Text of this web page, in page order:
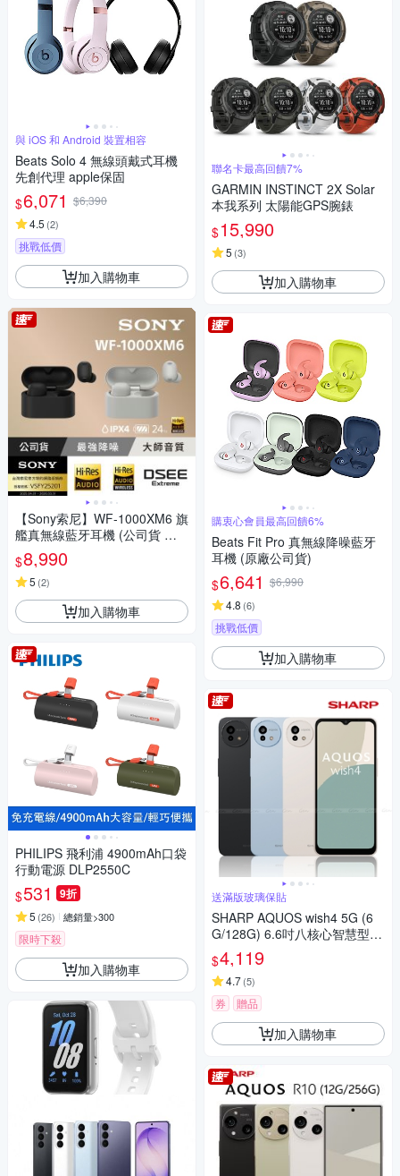
與 iOS 和 Android 裝置相容
Beats Solo 4 無線頭戴式耳機
先創代理 apple保固
$6,071 $6,390
4.5 (2)
挑戰低價
加入購物車
【Sony索尼】WF-1000XM6 旗
艦真無線藍牙耳機 (公司貨 保
固12+6個月)
$8,990
5 (2)
加入購物車
PHILIPS 飛利浦 4900mAh口袋
行動電源 DLP2550C
$531 9折
5 (26) 總銷量>300
限時下殺
加入購物車
聯名卡最高回饋7%
GARMIN INSTINCT 2X Solar
本我系列 太陽能GPS腕錶
$15,990
5 (3)
加入購物車
購衷心會員最高回饋6%
Beats Fit Pro 真無線降噪藍牙
耳機 (原廠公司貨)
$6,641 $6,990
4.8 (6)
挑戰低價
加入購物車
送滿版玻璃保貼
SHARP AQUOS wish4 5G (6
G/128G) 6.6吋八核心智慧型手
$4,119
4.7(5)
券 贈品
加入購物車